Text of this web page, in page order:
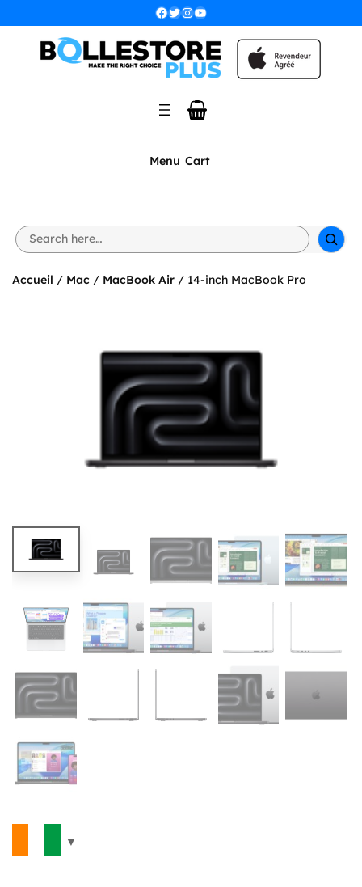
Facebook Twitter InstagramYouTube
Menu Cart
S
e
r
c
Accueil / Mac / MacBook Air / 14-inch MacBook Pro